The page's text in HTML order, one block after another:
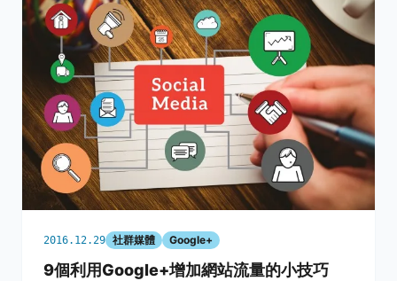
2016.12.29 社群媒體 Google+
9個利用Google+增加網站流量的小技巧